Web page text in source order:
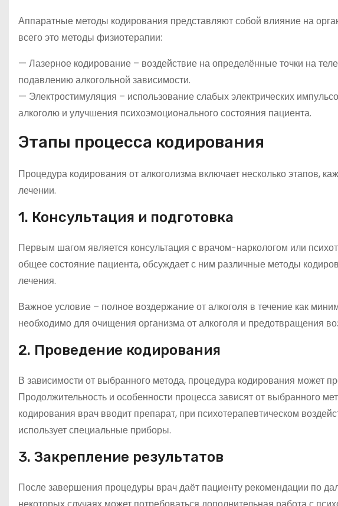
Аппаратные методы кодирования представляют собой влияние на
всего это методы физиотерапии:
— Лазерное кодирование – воздействие на определённые точки на
подавлению алкогольной зависимости.
— Электростимуляция – использование слабых электрических
алкоголю и улучшения психоэмоционального состояния пациента.
Этапы процесса кодирования
Процедура кодирования от алкоголизма включает несколько этапов,
лечении.
1. Консультация и подготовка
Первым шагом является консультация с врачом-наркологом или
общее состояние пациента, обсуждает с ним различные методы
лечения.
Важное условие – полное воздержание от алкоголя в течение как
необходимо для очищения организма от алкоголя и предотвращения
2. Проведение кодирования
В зависимости от выбранного метода, процедура кодирования может
Продолжительность и особенности процесса зависят от выбранного
кодирования врач вводит препарат, при психотерапевтическом
использует специальные приборы.
3. Закрепление результатов
После завершения процедуры врач даёт пациенту рекомендации по